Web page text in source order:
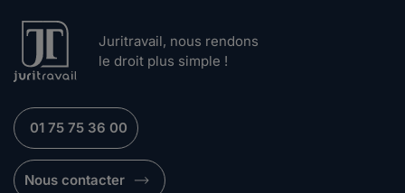
Juritravail, nous rendons
le droit plus simple !
01 75 75 36 00
Nous contacter